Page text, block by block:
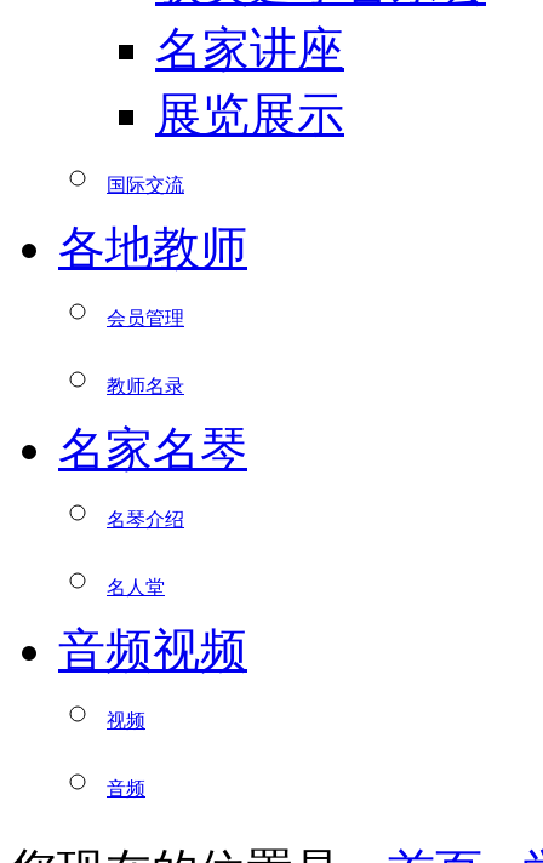
名家讲座
展览展示
国际交流
各地教师
会员管理
教师名录
名家名琴
名琴介绍
名人堂
音频视频
视频
音频